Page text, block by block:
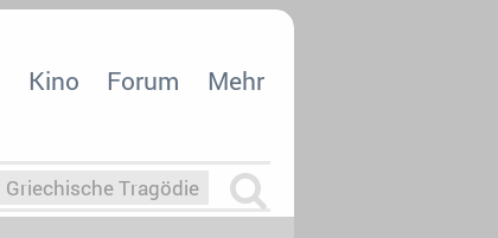
Kino Forum Mehr
Griechische Tragödie